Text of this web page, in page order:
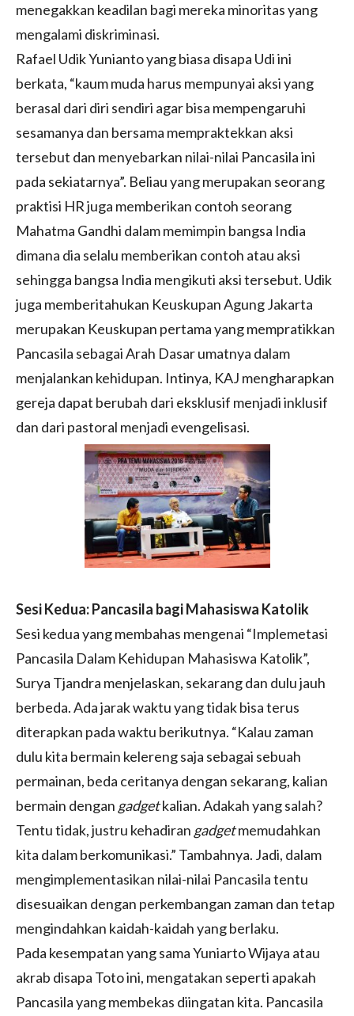
menegakkan keadilan bagi mereka minoritas yang
mengalami diskriminasi.
Rafael Udik Yunianto yang biasa disapa Udi ini
berkata, “kaum muda harus mempunyai aksi yang
berasal dari diri sendiri agar bisa mempengaruhi
sesamanya dan bersama mempraktekkan aksi
tersebut dan menyebarkan nilai-nilai Pancasila ini
pada sekiatarnya”. Beliau yang merupakan seorang
praktisi HR juga memberikan contoh seorang
Mahatma Gandhi dalam memimpin bangsa India
dimana dia selalu memberikan contoh atau aksi
sehingga bangsa India mengikuti aksi tersebut. Udik
juga memberitahukan Keuskupan Agung Jakarta
merupakan Keuskupan pertama yang mempratikkan
Pancasila sebagai Arah Dasar umatnya dalam
menjalankan kehidupan. Intinya, KAJ mengharapkan
gereja dapat berubah dari eksklusif menjadi inklusif
dan dari pastoral menjadi evengelisasi.
Sesi Kedua: Pancasila bagi Mahasiswa Katolik
Sesi kedua yang membahas mengenai “Implemetasi
Pancasila Dalam Kehidupan Mahasiswa Katolik”,
Surya Tjandra menjelaskan, sekarang dan dulu jauh
berbeda. Ada jarak waktu yang tidak bisa terus
diterapkan pada waktu berikutnya. “Kalau zaman
dulu kita bermain kelereng saja sebagai sebuah
permainan, beda ceritanya dengan sekarang, kalian
bermain dengan gadgetkalian. Adakah yang salah?
Tentu tidak, justru kehadiran gadgetmemudahkan
kita dalam berkomunikasi.” Tambahnya. Jadi, dalam
mengimplementasikan nilai-nilai Pancasila tentu
disesuaikan dengan perkembangan zaman dan tetap
mengindahkan kaidah-kaidah yang berlaku.
Pada kesempatan yang sama Yuniarto Wijaya atau
akrab disapa Toto ini, mengatakan seperti apakah
Pancasila yang membekas diingatan kita. Pancasila